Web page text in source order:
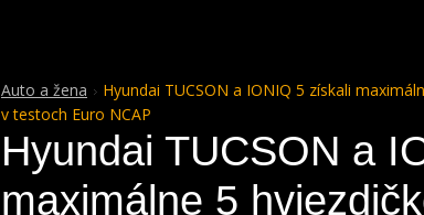
Auto a žena
Hyundai TUCSON a IONIQ 5 získali
v testoch Euro NCAP
Hyundai TUCSON a
maximálne 5